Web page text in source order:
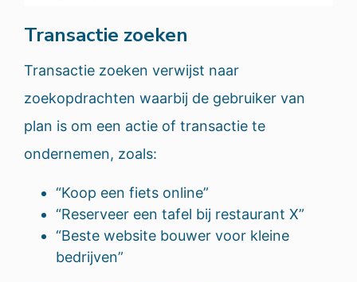
Transactie zoeken
Transactie zoeken verwijst naar
zoekopdrachten waarbij de gebruiker van
plan is om een actie of transactie te
ondernemen, zoals:
“Koop een fiets online”
“Reserveer een tafel bij restaurant X”
“Beste website bouwer voor kleine
bedrijven”